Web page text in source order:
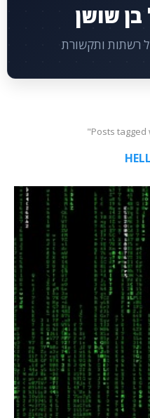
שושן
Posts tagged